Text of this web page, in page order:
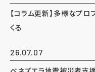
【コラム更新】多様なプロ
くる
26.07.07